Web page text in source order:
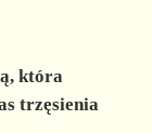
która
trzęsienia